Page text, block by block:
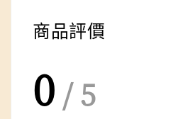
商品評價
0 / 5